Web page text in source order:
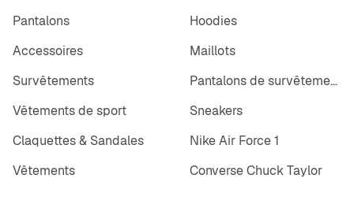
Pantalons
Hoodies
Accessoires
Maillots
Survêtements
Pantalons de survêtements
Vêtements de sport
Sneakers
Claquettes & Sandales
Nike Air Force 1
Vêtements
Converse Chuck Taylor